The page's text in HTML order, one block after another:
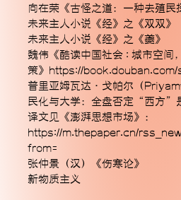
向在荣《古怪之道：一种去殖民
未来主人小说《经》之《双双》
未来主人小说《经》之《夔》
魏伟《酷读中国社会 : 城市空间
策》https://
普里亚姆瓦达·戈帕尔（
民化与大学：全盘否定“西方”
译文见《澎湃思想市场》：
https://m.thepaper.cn/
from=
张仲景（汉）《伤寒论》
新物质主义